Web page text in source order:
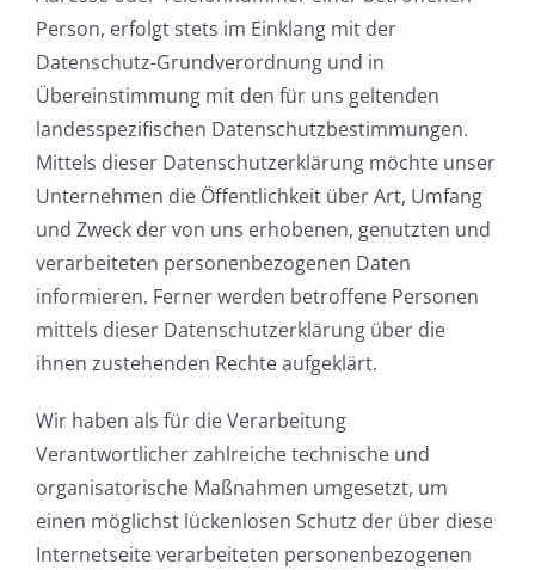
Person, erfolgt stets im Einklang mit der
Datenschutz-Grundverordnung und in
Übereinstimmung mit den für uns geltenden
landesspezifischen Datenschutzbestimmungen.
Mittels dieser Datenschutzerklärung möchte unser
Unternehmen die Öffentlichkeit über Art, Umfang
und Zweck der von uns erhobenen, genutzten und
verarbeiteten personenbezogenen Daten
informieren. Ferner werden betroffene Personen
mittels dieser Datenschutzerklärung über die
ihnen zustehenden Rechte aufgeklärt.
Wir haben als für die Verarbeitung
Verantwortlicher zahlreiche technische und
organisatorische Maßnahmen umgesetzt, um
einen möglichst lückenlosen Schutz der über diese
Internetseite verarbeiteten personenbezogenen